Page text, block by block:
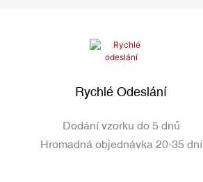
Rychlé Odeslání
Dodání vzorku do 5 dnů
Hromadná objednávka 20-35 dní